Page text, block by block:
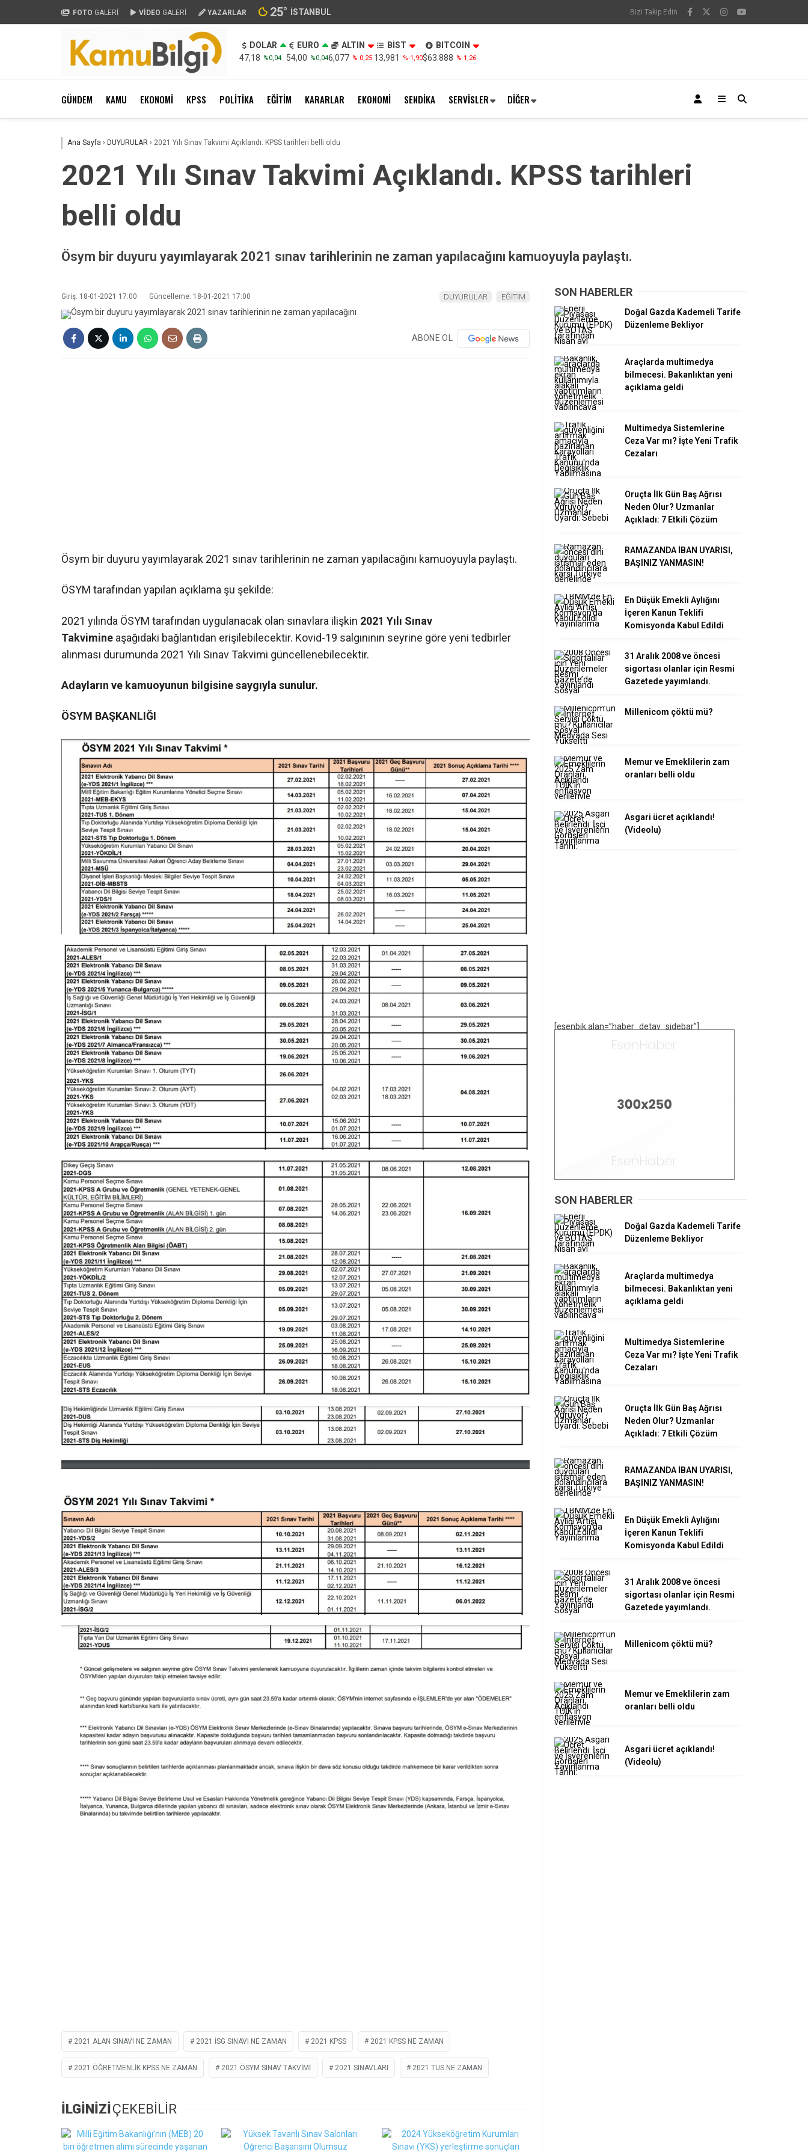
FOTO GALERİ VİDEO GALERİ YAZARLAR 25° İSTANBUL Bizi Takip Edin
DOLAR
47,18 %0,04
EURO
54,00 %0,04
ALTIN
6,077 %-0,25
BİST
13,981
%-1,90
BITCOIN
$63.888 %-1,26
GÜNDEM KAMU EKONOMİ KPSS POLİTİKA EĞİTİM KARARLAR EKONOMİ SENDİKA SERVİSLER DİĞER
Ana Sayfa › DUYURULAR › 2021 Yılı Sınav Takvimi Açıklandı. KPSS tarihleri belli oldu
2021 Yılı Sınav Takvimi Açıklandı. KPSS tarihleri
belli oldu
Ösym bir duyuru yayımlayarak 2021 sınav tarihlerinin ne zaman yapılacağını kamuoyuyla paylaştı.
Giriş: 18-01-2021 17:00 Güncelleme: 18-01-2021 17:00 DUYURULAR EĞİTİM
ABONE OL
Ösym bir duyuru yayımlayarak 2021 sınav tarihlerinin ne zaman yapılacağını kamuoyuyla paylaştı.
ÖSYM tarafından yapılan açıklama şu şekilde:
2021 yılında ÖSYM tarafından uygulanacak olan sınavlara ilişkin 2021 Yılı Sınav
Takvimine aşağıdaki bağlantıdan erişilebilecektir. Kovid-19 salgınının seyrine göre yeni tedbirler
alınması durumunda 2021 Yılı Sınav Takvimi güncellenebilecektir.
Adayların ve kamuoyunun bilgisine saygıyla sunulur.
ÖSYM BAŞKANLIĞI
2021 ALAN SINAVI NE ZAMAN 2021 ISG SINAVI NE ZAMAN 2021 KPSS 2021 KPSS NE ZAMAN
2021 ÖĞRETMENLIK KPSS NE ZAMAN 2021 ÖSYM SINAV TAKVIMI 2021 SINAVLARI 2021 TUS NE ZAMAN
İLGİNİZİ ÇEKEBİLİR
SON HABERLER
Doğal Gazda Kademeli Tarife
Düzenleme Bekliyor
Araçlarda multimedya
bilmecesi. Bakanlıktan yeni
açıklama geldi
Multimedya Sistemlerine
Ceza Var mı? İşte Yeni Trafik
Cezaları
Oruçta İlk Gün Baş Ağrısı
Neden Olur? Uzmanlar
Açıkladı: 7 Etkili Çözüm
RAMAZANDA İBAN UYARISI,
BAŞINIZ YANMASIN!
En Düşük Emekli Aylığını
İçeren Kanun Teklifi
Komisyonda Kabul Edildi
31 Aralık 2008 ve öncesi
sigortası olanlar için Resmi
Gazetede yayımlandı.
Millenicom çöktü mü?
Memur ve Emeklilerin zam
oranları belli oldu
Asgari ücret açıklandı!
(Videolu)
[esenbik alan=”haber_detay_sidebar”]
SON HABERLER
Doğal Gazda Kademeli Tarife
Düzenleme Bekliyor
Araçlarda multimedya
bilmecesi. Bakanlıktan yeni
açıklama geldi
Multimedya Sistemlerine
Ceza Var mı? İşte Yeni Trafik
Cezaları
Oruçta İlk Gün Baş Ağrısı
Neden Olur? Uzmanlar
Açıkladı: 7 Etkili Çözüm
RAMAZANDA İBAN UYARISI,
BAŞINIZ YANMASIN!
En Düşük Emekli Aylığını
İçeren Kanun Teklifi
Komisyonda Kabul Edildi
31 Aralık 2008 ve öncesi
sigortası olanlar için Resmi
Gazetede yayımlandı.
Millenicom çöktü mü?
Memur ve Emeklilerin zam
oranları belli oldu
Asgari ücret açıklandı!
(Videolu)